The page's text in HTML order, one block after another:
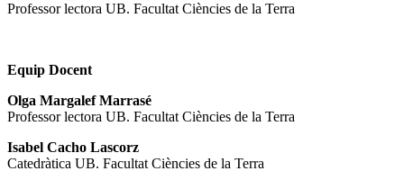
Professor lectora UB. Facultat Ciències de la Terra
Equip Docent
Olga Margalef Marrasé
Professor lectora UB. Facultat Ciències de la Terra
Isabel Cacho Lascorz
Catedràtica UB. Facultat Ciències de la Terra